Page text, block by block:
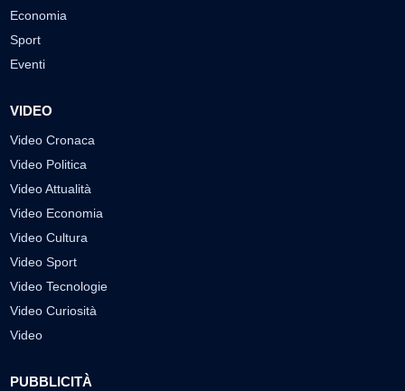
Economia
Sport
Eventi
VIDEO
Video Cronaca
Video Politica
Video Attualità
Video Economia
Video Cultura
Video Sport
Video Tecnologie
Video Curiosità
Video
PUBBLICITÀ